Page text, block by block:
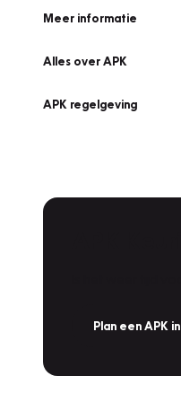
Meer informatie
Alles over APK
APK regelgeving
Plan een APK in